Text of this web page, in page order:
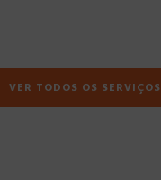
VER TODOS OS SERVIÇOS